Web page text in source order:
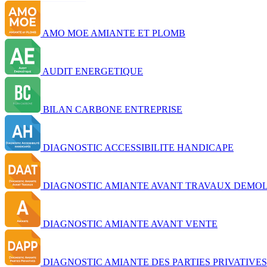
AMO MOE AMIANTE ET PLOMB
AUDIT ENERGETIQUE
BILAN CARBONE ENTREPRISE
DIAGNOSTIC ACCESSIBILITE HANDICAPE
DIAGNOSTIC AMIANTE AVANT TRAVAUX
DIAGNOSTIC AMIANTE AVANT VENTE
DIAGNOSTIC AMIANTE DES PARTIES PRIVATIVES